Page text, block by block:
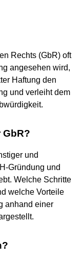
Rechts (GbR) oft
angesehen wird,
Haftung den
und verleiht dem
GbR?
und
Gründung und
Welche Schritte
welche Vorteile
anhand einer